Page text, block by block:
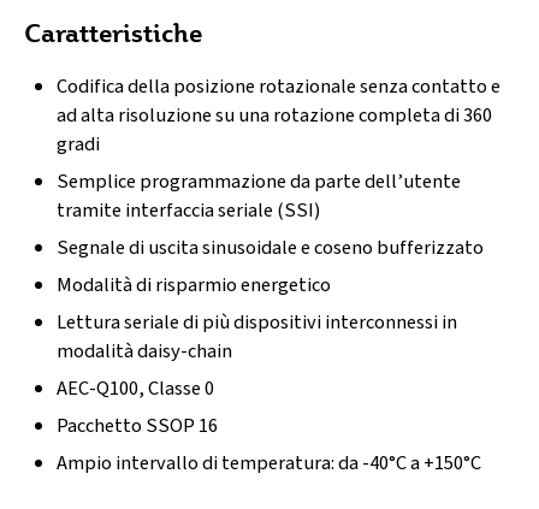
Caratteristiche
Codifica della posizione rotazionale senza contatto e
ad alta risoluzione su una rotazione completa di 360
gradi
Semplice programmazione da parte dell’utente
tramite interfaccia seriale (SSI)
Segnale di uscita sinusoidale e coseno bufferizzato
Modalità di risparmio energetico
Lettura seriale di più dispositivi interconnessi in
modalità daisy-chain
AEC-Q100, Classe 0
Pacchetto SSOP 16
Ampio intervallo di temperatura: da -40°C a +150°C